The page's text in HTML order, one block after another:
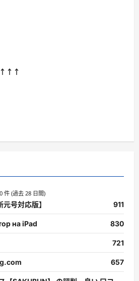
件 (過去 28 日間)
号対応版】 911
на iPad 830
721
657